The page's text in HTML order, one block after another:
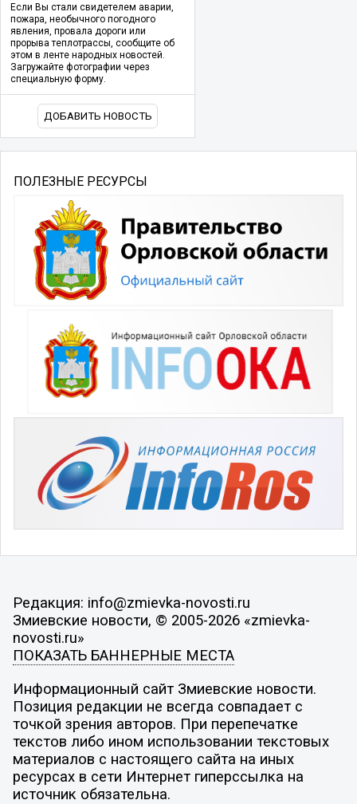
Если Вы стали свидетелем аварии,
пожара, необычного погодного
явления, провала дороги или
прорыва теплотрассы, сообщите об
этом в ленте народных новостей.
Загружайте фотографии через
специальную форму.
ДОБАВИТЬ НОВОСТЬ
ПОЛЕЗНЫЕ РЕСУРСЫ
Редакция: info@zmievka-novosti.ru
Змиевские новости, © 2005-2026 «zmievka-
novosti.ru»
ПОКАЗАТЬ БАННЕРНЫЕ МЕСТА
Информационный сайт Змиевские новости.
Позиция редакции не всегда совпадает с
точкой зрения авторов. При перепечатке
текстов либо ином использовании текстовых
материалов с настоящего сайта на иных
ресурсах в сети Интернет гиперссылка на
источник обязательна.